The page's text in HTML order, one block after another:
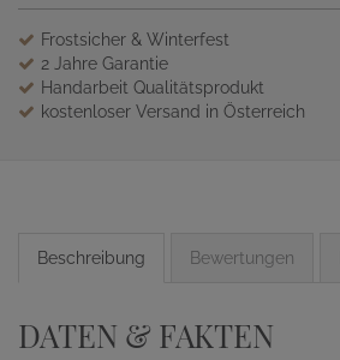
Frostsicher & Winterfest
2 Jahre Garantie
Handarbeit Qualitätsprodukt
kostenloser Versand in Österreich
Beschreibung Bewertungen
DATEN & FAKTEN